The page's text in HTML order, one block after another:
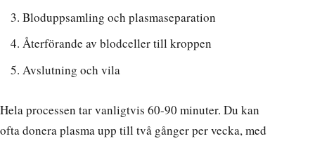
Bloduppsamling och plasmaseparation
Återförande av blodceller till kroppen
Avslutning och vila
Hela processen tar vanligtvis 60-90 minuter. Du kan
ofta donera plasma upp till två gånger per vecka, med